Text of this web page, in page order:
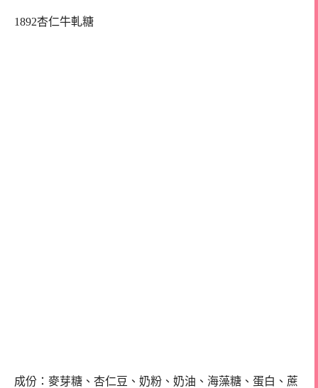
1892杏仁牛軋糖
成份：麥芽糖、杏仁豆、奶粉、奶油、海藻糖、蛋白、蔗